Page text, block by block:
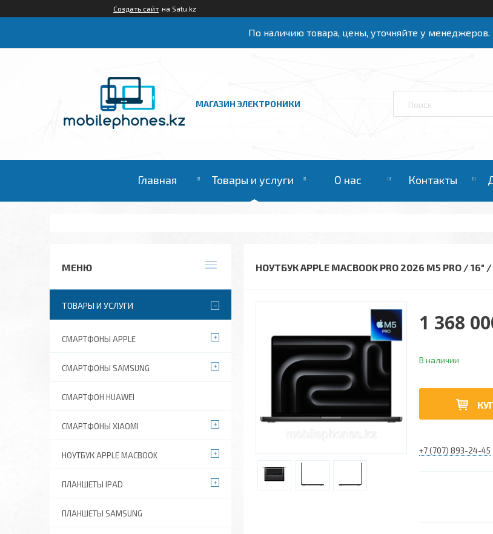
Создать сайт на Satu.kz
По наличию товара, цены, уточняйте у менеджеров.
МАГАЗИН ЭЛЕКТРОНИКИ
Главная Товары и услуги О нас Контакты
НОУТБУК APPLE MACBOOK PRO 2026 M5 PRO / 16"
1 368
В наличии
+7 (707) 893-24-45
ТОВАРЫ И УСЛУГИ
СМАРТФОНЫ APPLE
СМАРТФОНЫ SAMSUNG
СМАРТФОН HUAWEI
СМАРТФОНЫ XIAOMI
НОУТБУК APPLE MACBOOK
ПЛАНШЕТЫ IPAD
ПЛАНШЕТЫ SAMSUNG